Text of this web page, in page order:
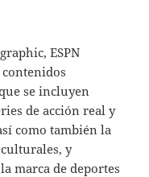
ESPN
se incluyen
de acción real y
como también la
y
marca de deportes